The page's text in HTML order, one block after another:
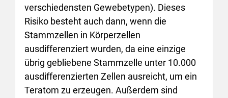
verschiedensten Gewebetypen). Dieses
Risiko besteht auch dann, wenn die
Stammzellen in Körperzellen
ausdifferenziert wurden, da eine einzige
übrig gebliebene Stammzelle unter 10.000
ausdifferenzierten Zellen ausreicht, um ein
Teratom zu erzeugen. Außerdem sind